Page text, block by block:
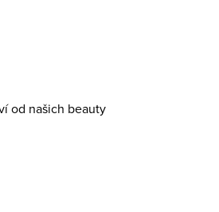
od našich beauty